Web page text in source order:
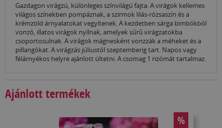
Gazdagon virágzú, különleges színvilágú fajta. A virágok kellemes
világos színekben pompáznak, a szirmok lilás-rózsaszín és a
krémzöld árnyalatokat vegyítenek. A kezdetben sárga bimbókból
vonzó, illatos virágok nyílnak, amelyek sűrű virágzatokba
csoportosulnak. A virágok mágnesként vonzzák a méheket és a
pillangókat. A virágzás júliustól szeptemberig tart. Napos vagy
félárnyékos helyre ajánlott ültetni. A csomag 1 rizómát tartalmaz.
Ajánlott termékek
%